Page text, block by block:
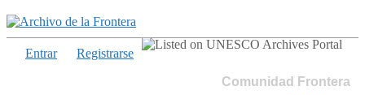
Comunidad Frontera
Entrar Registrarse